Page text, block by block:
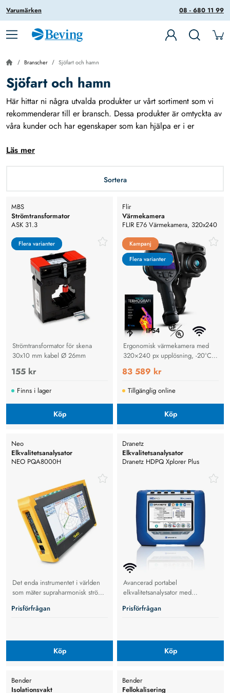
08 - 680 11 99
Varumärken
Branscher Sjöfart och hamn
Sjöfart och hamn
Här hittar ni några utvalda produkter ur vårt sortiment som vi
rekommenderar till er bransch. Dessa produkter är omtyckta av
våra kunder och har egenskaper som kan hjälpa er i er
Under Produkter-menyn hittar ni hela vårt sortiment.
Läs mer
Sortera
Flera varianter
Flera varianter
MBS
Strömtransformator
ASK 31.3
Strömtransformator för skena
30x10 mm kabel Ø 26mm
155 kr
Finns i lager
Köp
Kampanj
Flera varianter
Kampanj
Flera varianter
Flir
Värmekamera
FLIR E76 Värmekamera, 320x240
Ergonomisk värmekamera med
320×240 px upplösning, -20°C
till +650°C, laserautofokus och
FlexView™-lins för säkra
inspektioner.
83 589 kr
Tillgänglig online
Köp
Neo
Elkvalitetsanalysator
NEO PQA8000H
Det enda instrumentet i världen
som mäter supraharmonisk ström
Prisförfrågan
Köp
Dranetz
Elkvalitetsanalysator
Dranetz HDPQ Xplorer Plus
Avancerad portabel
elkvalitetsanalysator med
och fullständig energilogging.
Prisförfrågan
Köp
Bender
Isolationsvakt
Bender
Fellokalisering